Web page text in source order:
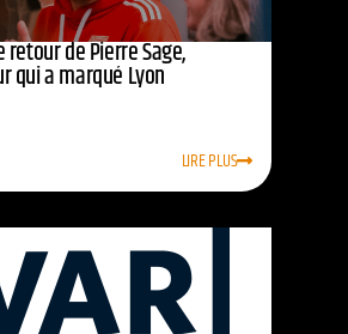
retour de Pierre Sage,
qui a marqué Lyon
LIRE PLUS